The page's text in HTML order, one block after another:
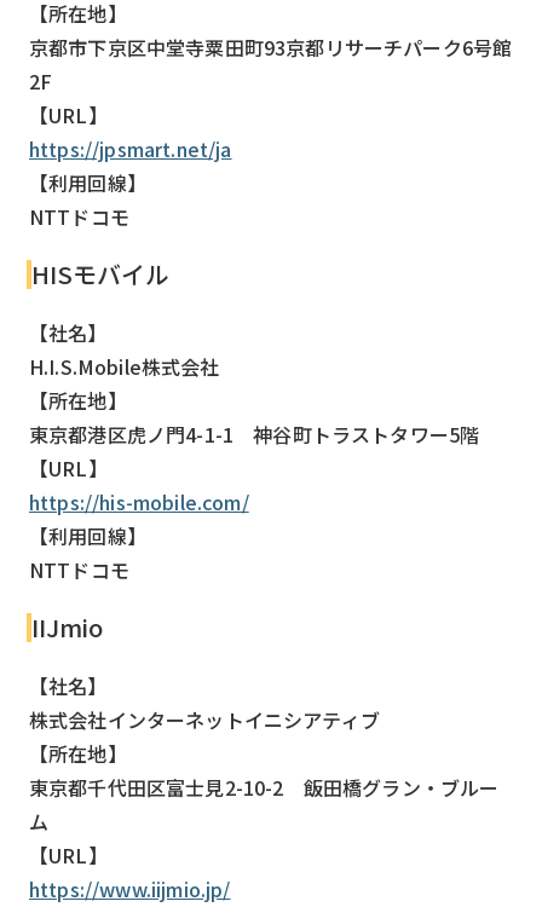
【所在地】
京都市下京区中堂寺粟田町93京都リサーチパーク6号館
2F
【URL】
https://jpsmart.net/ja
【利用回線】
NTTドコモ
HISモバイル
【社名】
H.I.S.Mobile株式会社
【所在地】
東京都港区虎ノ門4-1-1 神谷町トラストタワー5階
【URL】
https://his-mobile.com/
【利用回線】
NTTドコモ
IIJmio
【社名】
株式会社インターネットイニシアティブ
【所在地】
東京都千代田区富士見2-10-2 飯田橋グラン・ブルー
ム
【URL】
https://www.iijmio.jp/